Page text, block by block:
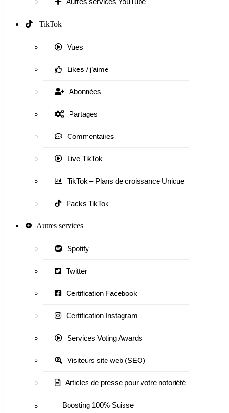
Autres services YouTube
TikTok
Vues
Likes / j’aime
Abonnées
Partages
Commentaires
Live TikTok
TikTok – Plans de croissance Unique
Packs TikTok
Autres services
Spotify
Twitter
Certification Facebook
Certification Instagram
Services Voting Awards
Visiteurs site web (SEO)
Articles de presse pour votre notoriété
Boosting 100% Suisse